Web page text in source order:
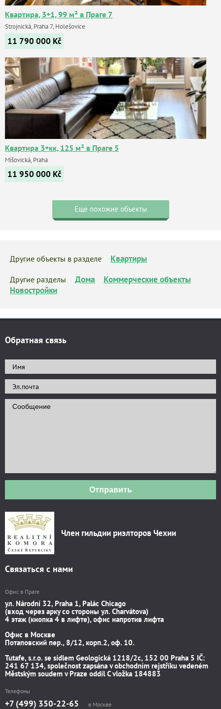
Квартира, 3+1, 99 м² в Праге 7
Strojnická, Praha 7, Holešovice
11 790 000 Kč
Квартира 3+кк, 125 м² в Праге 5
Míšovická, Praha
11 950 000 Kč
Еще похожие объекты
Другие объекты в разделе Квартиры
Другие разделы Дома
Коммерческие объекты
Новостройки
Обратная связь
Отправить
Член гильдии риэлторов Чехии
Связаться с нами
Офис в Праге
ул. Národní 32, Praha 1, Palác Chicago
(вход через арку со стороны ул. Charvátova)
4 этаж (кнопка 4 в лифте), офис напротив лифта
Офис в Москве
Потаповский пер., 8/12, корп.2, оф. 10.
Tutafe, s.r.o. se sídlem Geologická 1218/2c, 152 00 Praha 5 IČ:
241 67 134, společnost zapsána v obchodním rejstříku vedeném
Městským soudem v Praze oddíl C vložka 184883
Телефоны
+7 (499) 350-22-65 в Москве